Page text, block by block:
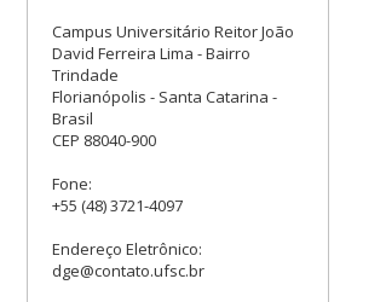
Campus Universitário Reitor João
David Ferreira Lima - Bairro
Trindade
Florianópolis - Santa Catarina -
Brasil
CEP 88040-900
Fone:
+55 (48) 3721-4097
Endereço Eletrônico:
dge@contato.ufsc.br